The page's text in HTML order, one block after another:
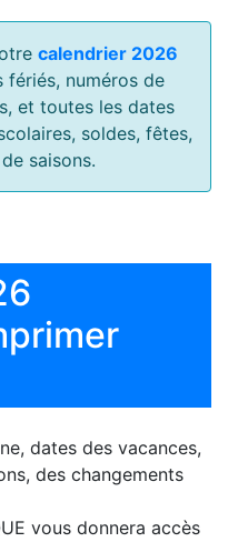
calendrier 2026
fériés, numéros de
et toutes les dates
soldes, fêtes,
saisons.
dates des vacances,
des changements
vous donnera accès